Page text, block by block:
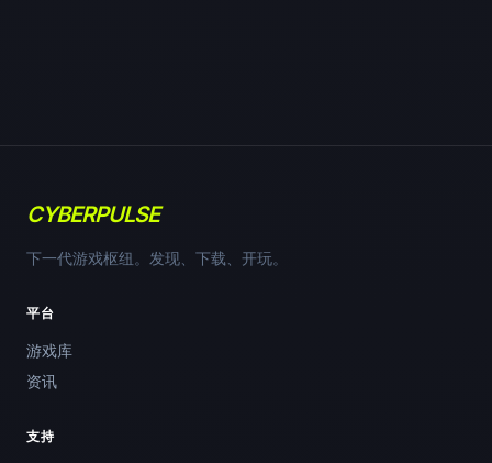
CYBERPULSE
下一代游戏枢纽。发现、下载、开玩。
平台
游戏库
资讯
支持